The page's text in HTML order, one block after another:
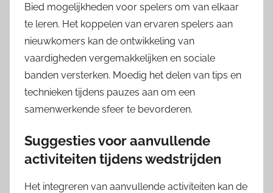
Bied mogelijkheden voor spelers om van elkaar
te leren. Het koppelen van ervaren spelers aan
nieuwkomers kan de ontwikkeling van
vaardigheden vergemakkelijken en sociale
banden versterken. Moedig het delen van tips en
technieken tijdens pauzes aan om een
samenwerkende sfeer te bevorderen.
Suggesties voor aanvullende
activiteiten tijdens wedstrijden
Het integreren van aanvullende activiteiten kan de